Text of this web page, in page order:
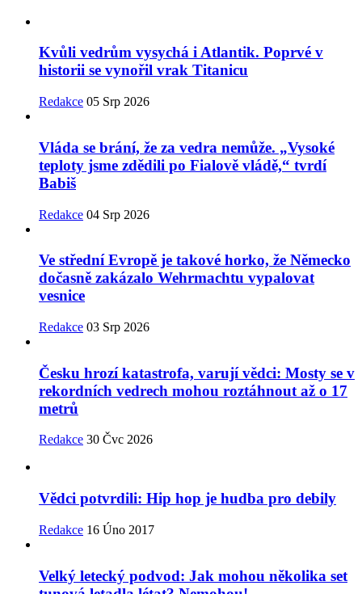
Kvůli vedrům vysychá i Atlantik. Poprvé v
historii se vynořil vrak Titanicu
Redakce 05 Srp 2026
Vláda se brání, že za vedra nemůže. „Vysoké
teploty jsme zdědili po Fialově vládě,“ tvrdí
Babiš
Redakce 04 Srp 2026
Ve střední Evropě je takové horko, že Německo
dočasně zakázalo Wehrmachtu vypalovat
vesnice
Redakce 03 Srp 2026
Česku hrozí katastrofa, varují vědci: Mosty se v
rekordních vedrech mohou roztáhnout až o 17
metrů
Redakce 30 Čvc 2026
Vědci potvrdili: Hip hop je hudba pro debily
Redakce 16 Úno 2017
Velký letecký podvod: Jak mohou několika set